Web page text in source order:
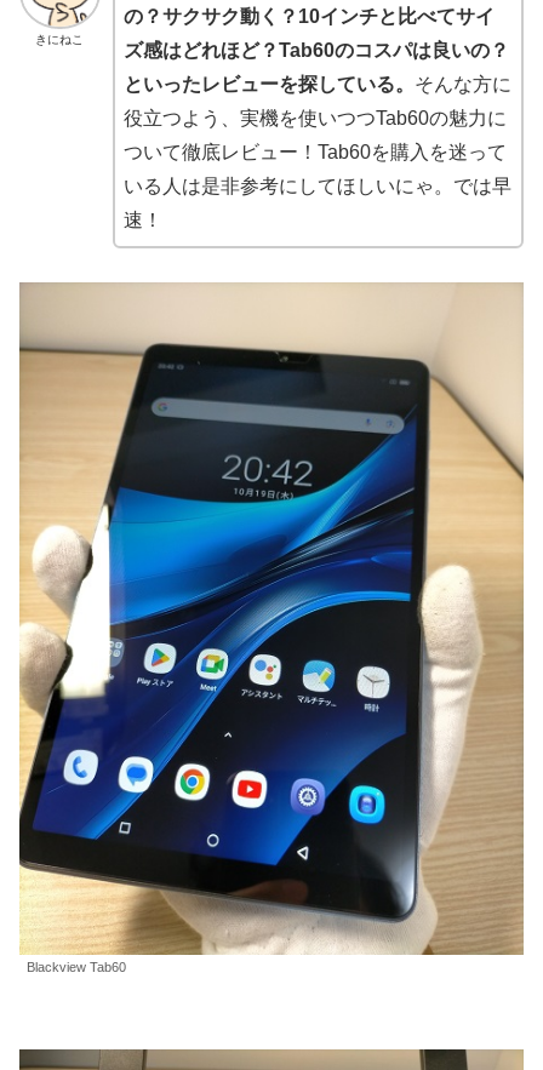
きにねこ
の？サクサク動く？10インチと比べてサイ
ズ感はどれほど？Tab60のコスパは良いの？
といったレビューを探している。 そんな方に
役立つよう、実機を使いつつTab60の魅力に
ついて徹底レビュー！Tab60を購入を迷って
いる人は是非参考にしてほしいにゃ。では早
速！
Blackview Tab60